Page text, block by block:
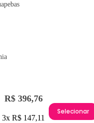
R$ 396,76
3x R$ 147,11
Selecionar